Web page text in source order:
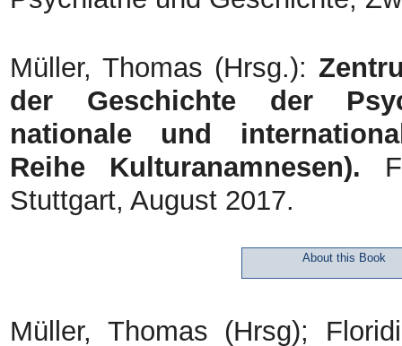
Müller, Thomas (Hrsg.):
der Geschichte der
nationale und
Reihe Kulturanamnesen).
Stuttgart, August 2017.
About this Book
Müller, Thomas (Hrsg);